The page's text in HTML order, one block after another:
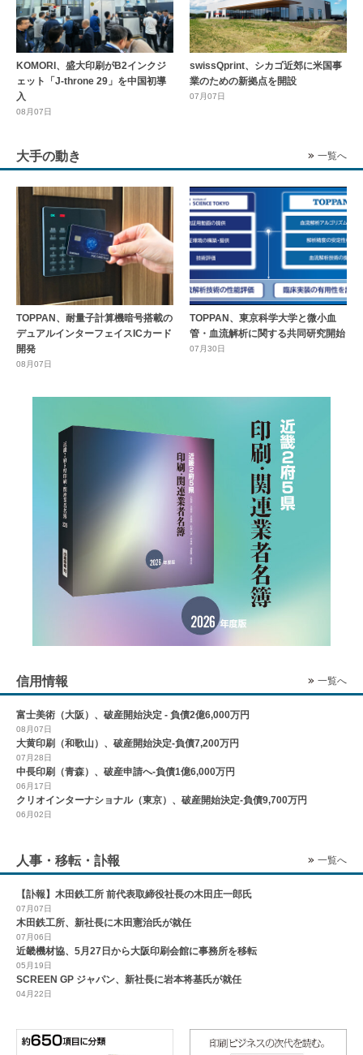
KOMORI、盛大印刷がB2インクジ
ェット「J-throne 29」を中国初導
入
08月07日
swissQprint、シカゴ近郊に⽶国事
業のための新拠点を開設
07月07日
大手の動き 一覧へ
TOPPAN、耐量子計算機暗号搭載の
デュアルインターフェイスICカード
開発
08月07日
TOPPAN、東京科学大学と微小血
管・血流解析に関する共同研究開始
07月30日
信用情報 一覧へ
富士美術（大阪）、破産開始決定 - 負債2億6,000万円
08月07日
大黄印刷（和歌山）、破産開始決定-負債7,200万円
07月28日
中長印刷（青森）、破産申請へ-負債1億6,000万円
06月17日
クリオインターナショナル（東京）、破産開始決定-負債9,700万円
06月02日
人事・移転・訃報 一覧へ
【訃報】木田鉄工所 前代表取締役社長の木田庄一郎氏
07月07日
木田鉄工所、新社長に木田憲治氏が就任
07月06日
近畿機材協、5月27日から大阪印刷会館に事務所を移転
05月19日
SCREEN GP ジャパン、新社長に岩本将基氏が就任
04月22日